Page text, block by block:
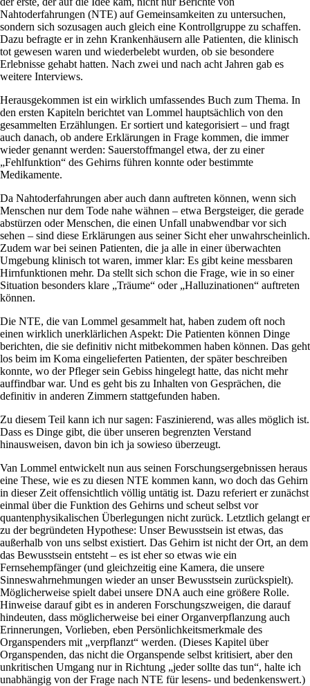
Nahtoderfahrungen (NTE) auf Gemeinsamkeiten zu untersuchen,
sondern sich sozusagen auch gleich eine Kontrollgruppe zu schaffen.
Dazu befragte er in zehn Krankenhäusern alle Patienten, die klinisch
tot gewesen waren und wiederbelebt wurden, ob sie besondere
Erlebnisse gehabt hatten. Nach zwei und nach acht Jahren gab es
weitere Interviews.
Herausgekommen ist ein wirklich umfassendes Buch zum Thema. In
den ersten Kapiteln berichtet van Lommel hauptsächlich von den
gesammelten Erzählungen. Er sortiert und kategorisiert – und fragt
auch danach, ob andere Erklärungen in Frage kommen, die immer
wieder genannt werden: Sauerstoffmangel etwa, der zu einer
„Fehlfunktion“ des Gehirns führen konnte oder bestimmte
Medikamente.
Da Nahtoderfahrungen aber auch dann auftreten können, wenn sich
Menschen nur dem Tode nahe wähnen – etwa Bergsteiger, die gerade
abstürzen oder Menschen, die einen Unfall unabwendbar vor sich
sehen – sind diese Erklärungen aus seiner Sicht eher unwahrscheinlich.
Zudem war bei seinen Patienten, die ja alle in einer überwachten
Umgebung klinisch tot waren, immer klar: Es gibt keine messbaren
Hirnfunktionen mehr. Da stellt sich schon die Frage, wie in so einer
Situation besonders klare „Träume“ oder „Halluzinationen“ auftreten
können.
Die NTE, die van Lommel gesammelt hat, haben zudem oft noch
einen wirklich unerklärlichen Aspekt: Die Patienten können Dinge
berichten, die sie definitiv nicht mitbekommen haben können. Das geht
los beim im Koma eingelieferten Patienten, der später beschreiben
konnte, wo der Pfleger sein Gebiss hingelegt hatte, das nicht mehr
auffindbar war. Und es geht bis zu Inhalten von Gesprächen, die
definitiv in anderen Zimmern stattgefunden haben.
Zu diesem Teil kann ich nur sagen: Faszinierend, was alles möglich ist.
Dass es Dinge gibt, die über unseren begrenzten Verstand
hinausweisen, davon bin ich ja sowieso überzeugt.
Van Lommel entwickelt nun aus seinen Forschungsergebnissen heraus
eine These, wie es zu diesen NTE kommen kann, wo doch das Gehirn
in dieser Zeit offensichtlich völlig untätig ist. Dazu referiert er zunächst
einmal über die Funktion des Gehirns und scheut selbst vor
quantenphysikalischen Überlegungen nicht zurück. Letztlich gelangt er
zu der begründeten Hypothese: Unser Bewusstsein ist etwas, das
außerhalb von uns selbst existiert. Das Gehirn ist nicht der Ort, an dem
das Bewusstsein entsteht – es ist eher so etwas wie ein
Fernsehempfänger (und gleichzeitig eine Kamera, die unsere
Sinneswahrnehmungen wieder an unser Bewusstsein zurückspielt).
Möglicherweise spielt dabei unsere DNA auch eine größere Rolle.
Hinweise darauf gibt es in anderen Forschungszweigen, die darauf
hindeuten, dass möglicherweise bei einer Organverpflanzung auch
Erinnerungen, Vorlieben, eben Persönlichkeitsmerkmale des
Organspenders mit „verpflanzt“ werden. (Dieses Kapitel über
Organspenden, das nicht die Organspende selbst kritisiert, aber den
unkritischen Umgang nur in Richtung „jeder sollte das tun“, halte ich
unabhängig von der Frage nach NTE für lesens- und bedenkenswert.)